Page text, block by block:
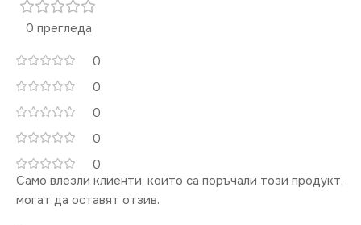
0 прегледа
0
0
0
0
0
Само влезли клиенти, които са поръчали този продукт,
могат да оставят отзив.